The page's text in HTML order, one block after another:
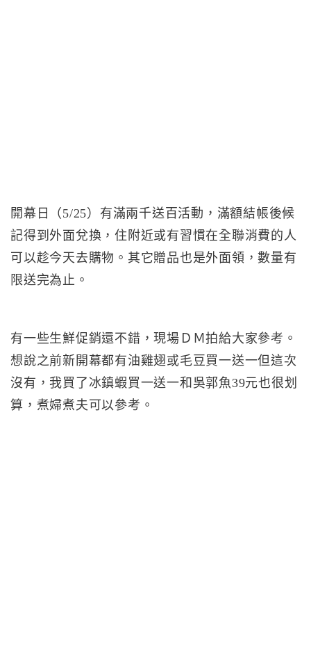
開幕日（5/25）有滿兩千送百活動，滿額結帳後候
記得到外面兌換，住附近或有習慣在全聯消費的人
可以趁今天去購物。其它贈品也是外面領，數量有
限送完為止。
有一些生鮮促銷還不錯，現場ＤＭ拍給大家參考。
想說之前新開幕都有油雞翅或毛豆買一送一但這次
沒有，我買了冰鎮蝦買一送一和吳郭魚39元也很划
算，煮婦煮夫可以參考。